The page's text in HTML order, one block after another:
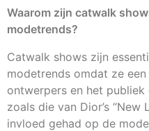
Waarom zijn catwalk
modetrends?
Catwalk shows zijn
modetrends omdat ze
ontwerpers en het publiek
zoals die van Dior’s “New
invloed gehad op de